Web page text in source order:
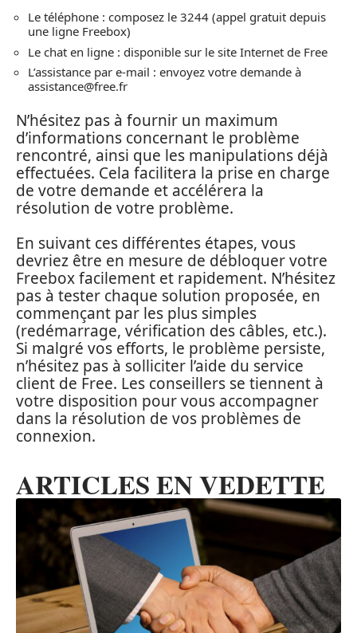
Le téléphone : composez le 3244 (appel gratuit depuis
une ligne Freebox)
Le chat en ligne : disponible sur le site Internet de Free
L’assistance par e-mail : envoyez votre demande à
assistance@free.fr
N’hésitez pas à fournir un maximum
d’informations concernant le problème
rencontré, ainsi que les manipulations déjà
effectuées. Cela facilitera la prise en charge
de votre demande et accélérera la
résolution de votre problème.
En suivant ces différentes étapes, vous
devriez être en mesure de débloquer votre
Freebox facilement et rapidement. N’hésitez
pas à tester chaque solution proposée, en
commençant par les plus simples
(redémarrage, vérification des câbles, etc.).
Si malgré vos efforts, le problème persiste,
n’hésitez pas à solliciter l’aide du service
client de Free. Les conseillers se tiennent à
votre disposition pour vous accompagner
dans la résolution de vos problèmes de
connexion.
ARTICLES EN VEDETTE